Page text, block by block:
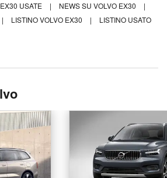
USATE | NEWS SU VOLVO EX30
|
| LISTINO VOLVO EX30 |
LISTINO USATO